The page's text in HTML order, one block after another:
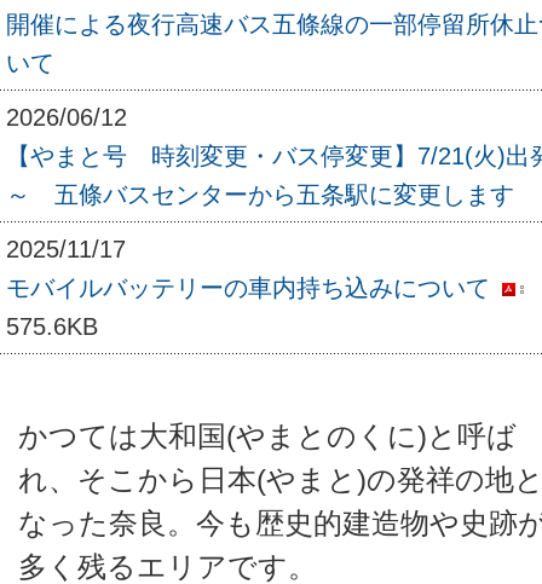
開催による夜行高速バス五條線の一部停留所休
いて
2026/06/12
【やまと号 時刻変更・バス停変更】7/21(火)出
～ 五條バスセンターから五条駅に変更します
2025/11/17
モバイルバッテリーの車内持ち込みについて
575.6KB
かつては大和国(やまとのくに)と呼ば
れ、そこから日本(やまと)の発祥の地
なった奈良。今も歴史的建造物や史跡
多く残るエリアです。